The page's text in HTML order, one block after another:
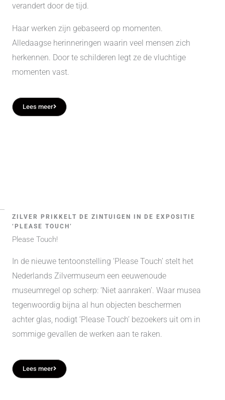
verandert door de tijd.
Haar werken zijn gebaseerd op momenten
Alledaagse herinneringen waarin veel mensen zich
herkennen . Door te schilderen legt ze de vluchtige
momenten vast.
Lees meer
ZILVER PRIKKELT DE ZINTUIGEN IN DE EXPOSITIE
‘PLEASE TOUCH’
Please Touch!
In de nieuwe tentoonstelling ‘Please Touch’ stelt het
Nederlands Zilvermuseum een eeuwenoude
museumregel op scherp: ‘Niet aanraken’. Waar musea
tegenwoordig bijna al hun objecten beschermen
achter glas, nodigt ‘Please Touch’ bezoekers uit om in
sommige gevallen de werken aan te raken.
Lees meer